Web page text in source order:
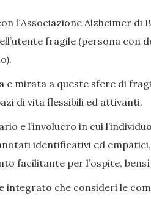
l´Associazione Alzheimer
fragile (persona con
mirata a queste sfere di
di vita flessibili ed attivanti.
e l’involucro in cui
identificativi ed
facilitante per l’ospite,
integrato che consideri le